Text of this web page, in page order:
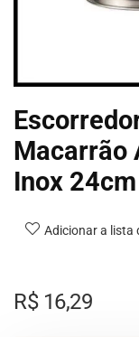
Macarrão
Inox 24cm
Adicionar a lista
R$16,29